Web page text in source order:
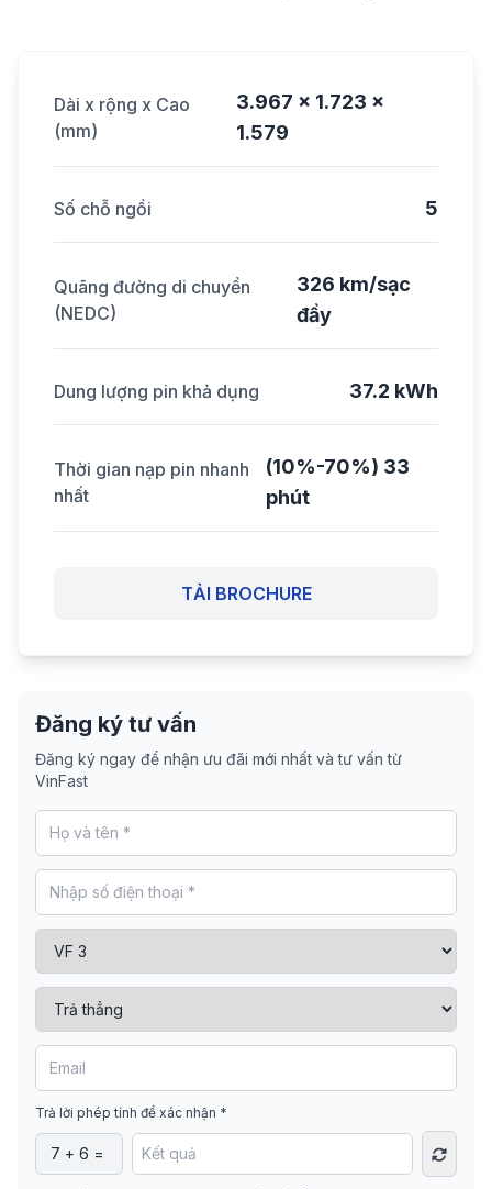
Dài x rộng x Cao
(mm)
3.967 x 1.723 x
1.579
Số chỗ ngồi 5
Quãng đường di chuyển
(NEDC)
326 km/sạc
đầy
Dung lượng pin khả dụng 37.2 kWh
Thời gian nạp pin nhanh
nhất
(10%-70%) 33
phút
TẢI BROCHURE
Đăng ký tư vấn
Đăng ký ngay để nhận ưu đãi mới nhất và tư vấn từ
VinFast
Trả lời phép tính để xác nhận *